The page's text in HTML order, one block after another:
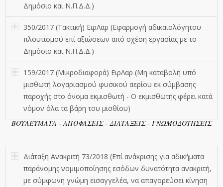
Δημόσιο και Ν.Π.Δ.Δ.)
350/2017 (Τακτική) ΕιρΛαρ (Εφαρμογή αδικαιολόγητου
πλουτισμού επί αξιώσεων από σχέση εργασίας με το
Δημόσιο και Ν.Π.Δ.Δ.)
159/2017 (Μικροδιαφορά) ΕιρΛαρ (Μη καταβολή υπό
μισθωτή λογαριασμού φυσικού αερίου εκ σύμβασης
παροχής στο όνομα εκμισθωτή - Ο εκμισθωτής φέρει κατά
νόμον όλα τα βάρη του μισθίου)
ΒΟΥΛΕΥΜΑΤΑ - ΑΠΟΦΑΣΕΙΣ - ΔΙΑΤΑΞΕΙΣ - ΓΝΩΜΟΔΟΤΗΣΕΙΣ
Διάταξη Ανακριτή 73/2018 (Επί ανάκρισης για αδικήματα
παράνομης νομιμοποίησης εσόδων δυνατότητα ανακριτή,
με σύμφωνη γνώμη εισαγγελέα, να απαγορεύσει κίνηση